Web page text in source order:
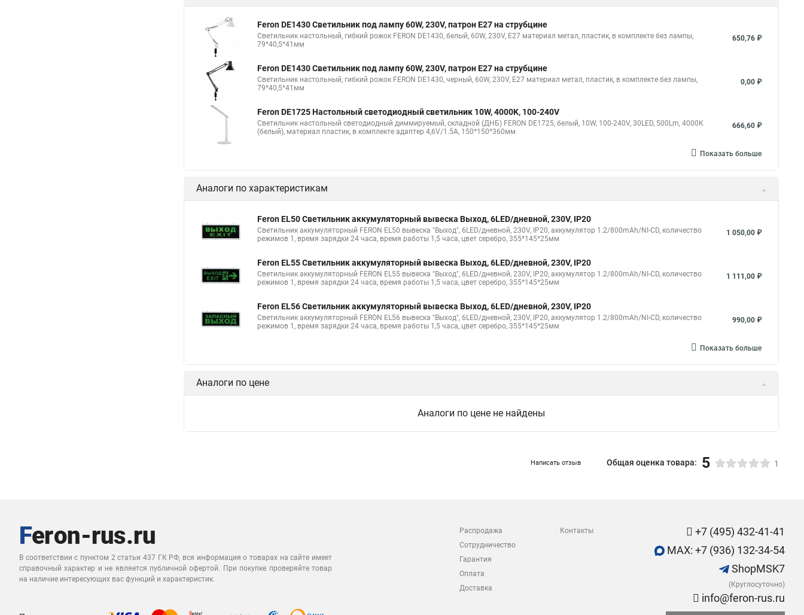
Feron DE1430 Светильник под лампу 60W, 230V, патрон E27 на струбцине
Светильник настольный, гибкий рожок FERON DE1430, белый, 60W, 230V, E27 материал метал, пластик, в комплекте без лампы,
79*40,5*41мм
650,76 ₽
Feron DE1430 Светильник под лампу 60W, 230V, патрон E27 на струбцине
Светильник настольный, гибкий рожок FERON DE1430, черный, 60W, 230V, E27 материал метал, пластик, в комплекте без лампы,
79*40,5*41мм
0,00 ₽
Feron DE1725 Настольный светодиодный светильник 10W, 4000K, 100-240V
Светильник настольный светодиодный диммируемый, складной (ДНБ) FERON DE1725, белый, 10W, 100-240V, 30LED, 500Lm, 4000К
(белый), материал пластик, в комплекте адаптер 4,6V/1.5A, 150*150*360мм
666,60 ₽
Показать больше
Аналоги по характеристикам
Feron EL50 Светильник аккумуляторный вывеска Выход, 6LED/дневной, 230V, IP20
Светильник аккумуляторный FERON EL50 вывеска "Выход", 6LED/дневной, 230V, IP20, аккумулятор 1.2/800mAh/NI-CD, количество
режимов 1, время зарядки 24 часа, время работы 1,5 часа, цвет серебро, 355*145*25мм
1 050,00 ₽
Feron EL55 Светильник аккумуляторный вывеска Выход, 6LED/дневной, 230V, IP20
Светильник аккумуляторный FERON EL55 вывеска "Выход", 6LED/дневной, 230V, IP20, аккумулятор 1.2/800mAh/NI-CD, количество
режимов 1, время зарядки 24 часа, время работы 1,5 часа, цвет серебро, 355*145*25мм
1 111,00 ₽
Feron EL56 Светильник аккумуляторный вывеска Выход, 6LED/дневной, 230V, IP20
Светильник аккумуляторный FERON EL56 вывеска "Выход", 6LED/дневной, 230V, IP20, аккумулятор 1.2/800mAh/NI-CD, количество
режимов 1, время зарядки 24 часа, время работы 1,5 часа, цвет серебро, 355*145*25мм
990,00 ₽
Показать больше
Аналоги по цене
Аналоги по цене не найдены
Написать отзыв Общая оценка товара: 5 1
В соответствии с пунктом 2 статьи 437 ГК РФ, вся информация о товарах на сайте имеет
справочный характер и не является публичной офертой. При покупке проверяйте товар
на наличие интересующих вас функций и характеристик.
Распродажа
Сотрудничество
Гарантия
Оплата
Доставка
Контакты
+7 (495) 432-41-41
MAX: +7 (936) 132-34-54
ShopMSK7
(Круглосуточно)
info@feron-rus.ru